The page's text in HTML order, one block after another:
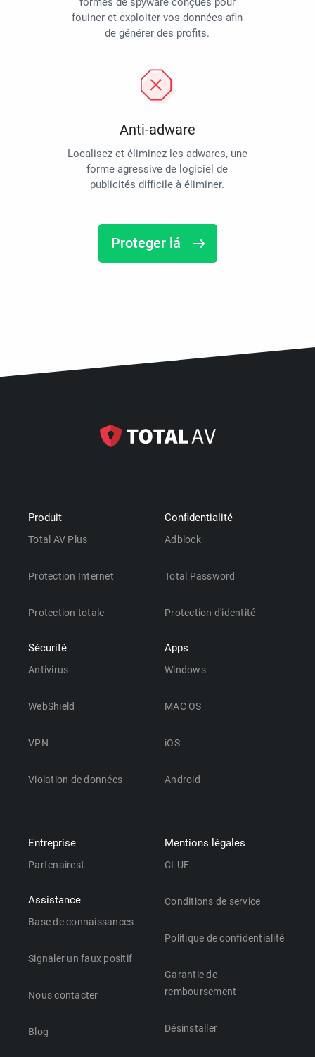
fouiner et exploiter vos données afin
de générer des profits.
Anti-adware
Localisez et éliminez les adwares, une
forme agressive de logiciel de
publicités difficile à éliminer.
Proteger lá
Produit
Total AV Plus
Protection Internet
Protection totale
Sécurité
Antivirus
WebShield
VPN
Violation de données
Confidentialité
Adblock
Total Password
Protection d'identité
Apps
Windows
MAC OS
iOS
Android
Entreprise
Partenairest
Assistance
Base de connaissances
Signaler un faux positif
Nous contacter
Blog
Mentions légales
CLUF
Conditions de service
Politique de confidentialité
Garantie de
remboursement
Désinstaller